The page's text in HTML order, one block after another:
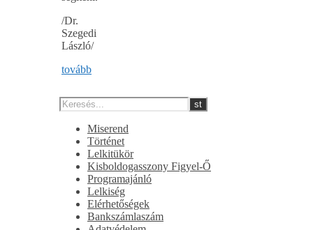
/Dr.
Szegedi
László/
tovább
Miserend
Történet
Lelkitükör
Kisboldogasszony Figyel-Ő
Programajánló
Lelkiség
Elérhetőségek
Bankszámlaszám